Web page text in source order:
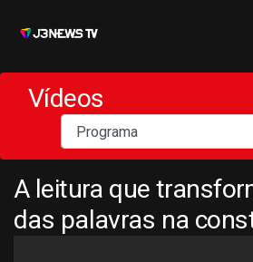
Vídeos
A leitura que
das palavras na